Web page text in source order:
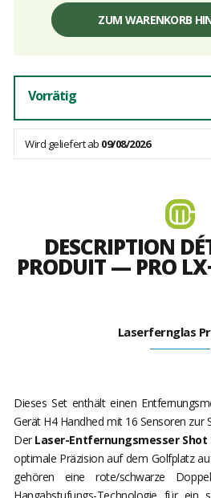
Einzelpreis,
Gebühren
ZUM WARENKORB
Vorrätig
Wird geliefert ab 09/08/2026
DESCRIPTION
PRODUIT — PRO
Laserfernglas
Dieses Set enthält einen
Gerät H4 Handhed mit 16 Sensoren zur
Der Laser-Entfernungsmesser Shot
optimale Präzision auf dem Golfplatz
gehören eine rote/schwarze